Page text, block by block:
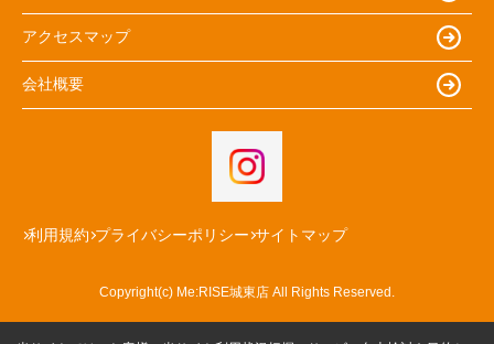
アクセスマップ
会社概要
利用規約 プライバシーポリシー サイトマップ
Copyright(c) Me:RISE城東店 All Rights Reserved.